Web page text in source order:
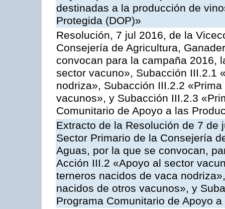
destinadas a la producción de
Protegida (DOP)»
Resolución, 7 jul 2016, de la
Consejería de Agricultura,
convocan para la campaña 2016,
sector vacuno», Subacción III.2.1
nodriza», Subacción III.2.2
vacunos», y Subacción III.2.3
Comunitario de Apoyo a las
Extracto de la Resolución de 7
Sector Primario de la Consejería
Aguas, por la que se convocan,
Acción III.2 «Apoyo al sector
terneros nacidos de vaca
nacidos de otros vacunos», y
Programa Comunitario de Apoyo